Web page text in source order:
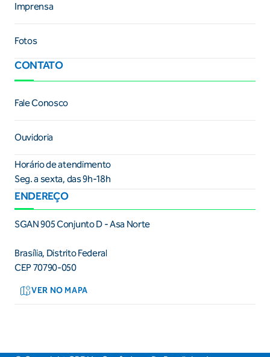
Imprensa
Fotos
CONTATO
Fale Conosco
Ouvidoria
Horário de atendimento
Seg. a sexta, das 9h-18h
ENDEREÇO
SGAN 905 Conjunto D - Asa Norte
Brasília, Distrito Federal
CEP 70790-050
VER NO MAPA